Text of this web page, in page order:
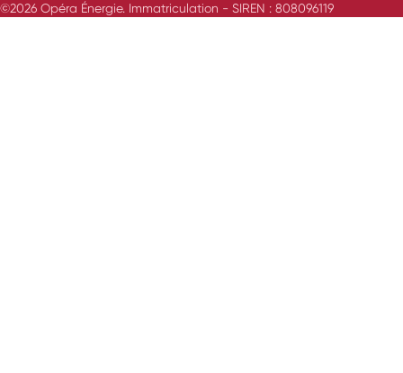
©2026 Opéra Énergie. Immatriculation - SIREN : 808096119